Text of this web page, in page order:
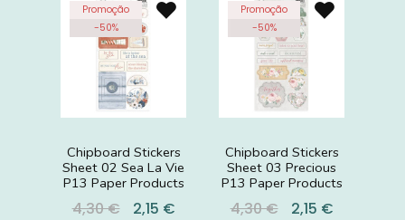
Promoção
-50%
Chipboard Stickers
Sheet 02 Sea La Vie
P13 Paper Products
4,30 € 2,15 €
Promoção
-50%
Chipboard Stickers
Sheet 03 Precious
P13 Paper Products
4,30 € 2,15 €